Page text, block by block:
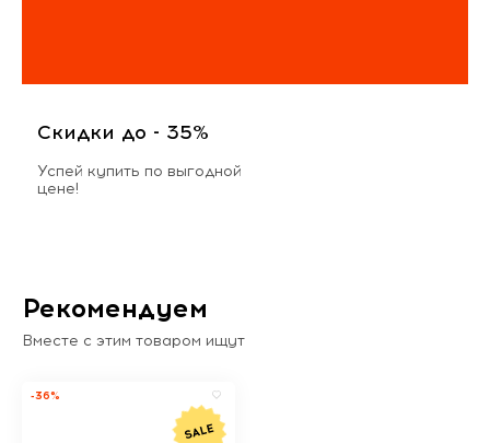
Скидки до - 35%
Успей купить по выгодной
цене!
Рекомендуем
Вместе с этим товаром ищут
-36%